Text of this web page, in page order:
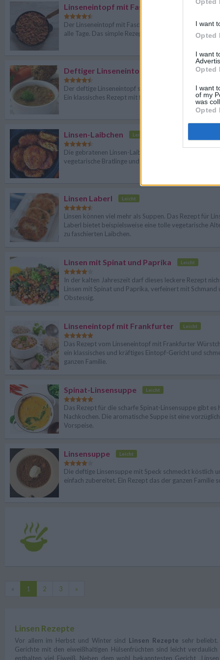
I want
Opted
I want
Opted
I want
of my
was
Opted
Linseneintopf mit Faschiertem
Der Linseneintopf mit Faschiertem ist ein herzhaftes
alle Tage. Das simple Rezept ist rasch gekocht.
Deftiger Linseneintopf
Der deftige Linseneintopf sättigt und wärmt an kalten
Ein klassisches Rezept mit frischen Zutaten.
Linsen-Laibchen Leicht
Die gebratenen Linsen-Laibchen sind schmackhafte,
vegetarische Bratlinge und schmecken der ganzen
Linsen Laberl Leicht
Linsen können viel mehr als Suppen. Das Rezept für
Laberl bietet beispielsweise eine tolle vegetarische
zu faschierten Laibchen.
Linsen mit Spinat und Paprika Leicht
In der kalten Jahreszeit darf dieses leckere Rezept
Linsen mit Spinat und Paprika, verfeinert mit Schmand
Obstessig.
Linseneintopf mit Frankfurter Leicht
Das Rezept vom Linseneintopf mit Frankfurter
ein klassisches und kräftiges Eintopf-Gericht und
ganzen Familie.
Spinat-Linsensuppe Leicht
Das Rezept für die scharfe Spinat-Linsensuppe gibt es
Nachkochen. Die aromatische Suppe ist eine
Vorspeise.
Linsensuppe Leicht
Die deftige Linsensuppe mit Speck schmeckt köstlich
einfach zubereitet. Ein Rezept das der ganzen Familie
1 2 3 »
Linsen Rezepte
Vor allem im Herbst und Winter sind Linsen Rezepte sehr
Gerichte mit den eiweißhaltigen Hülsenfrüchten sind leicht verdaulich
enthalten viel Eiweiß. Neben dem wohl bekanntesten Gericht